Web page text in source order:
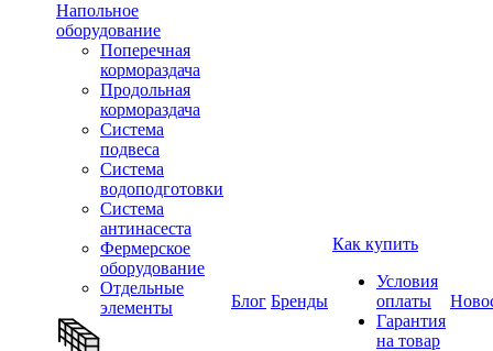
Напольное
оборудование
Поперечная
кормораздача
Продольная
кормораздача
Система
подвеса
Система
водоподготовки
Система
антинасеста
Фермерское
оборудование
Отдельные
элементы
Блог Бренды
Как купить
Условия
оплаты
Гарантия
на товар